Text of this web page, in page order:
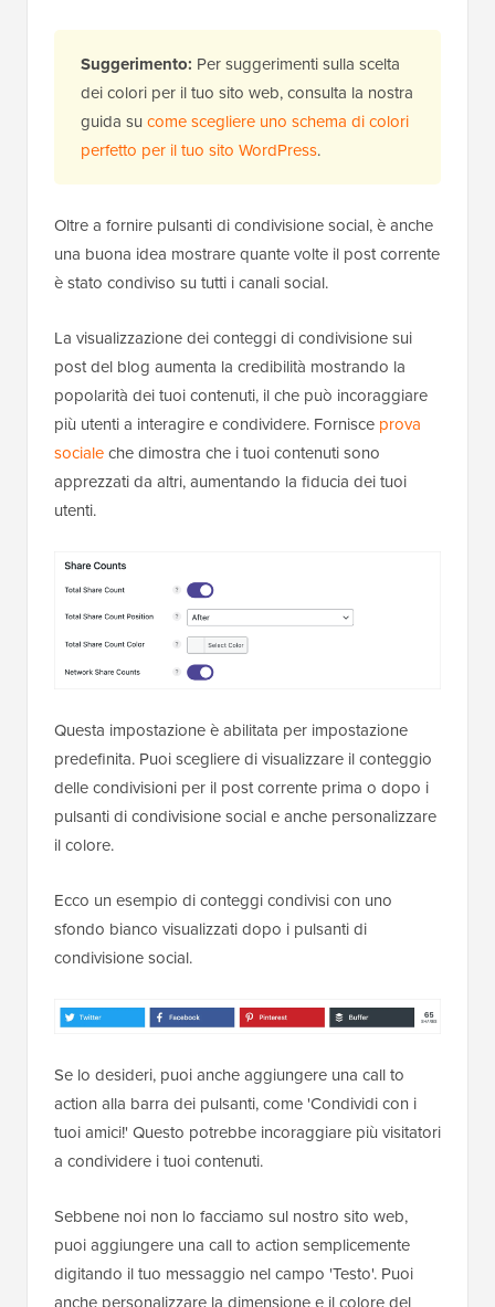
Suggerimento: Per suggerimenti sulla scelta
dei colori per il tuo sito web, consulta la nostra
guida su come scegliere uno schema di colori
perfetto per il tuo sito WordPress
Oltre a fornire pulsanti di condivisione social, è anche
una buona idea mostrare quante volte il post corrente
è stato condiviso su tutti i canali social.
La visualizzazione dei conteggi di condivisione sui
post del blog aumenta la credibilità mostrando la
popolarità dei tuoi contenuti, il che può incoraggiare
più utenti a interagire e condividere. Fornisce prova
socialeche dimostra che i tuoi contenuti sono
apprezzati da altri, aumentando la fiducia dei tuoi
utenti.
Questa impostazione è abilitata per impostazione
predefinita. Puoi scegliere di visualizzare il conteggio
delle condivisioni per il post corrente prima o dopo i
pulsanti di condivisione social e anche personalizzare
il colore.
Ecco un esempio di conteggi condivisi con uno
sfondo bianco visualizzati dopo i pulsanti di
condivisione social.
Se lo desideri, puoi anche aggiungere una call to
action alla barra dei pulsanti, come 'Condividi con i
tuoi amici!' Questo potrebbe incoraggiare più visitatori
a condividere i tuoi contenuti.
Sebbene noi non lo facciamo sul nostro sito web,
puoi aggiungere una call to action semplicemente
digitando il tuo messaggio nel campo 'Testo'. Puoi
anche personalizzare la dimensione e il colore del